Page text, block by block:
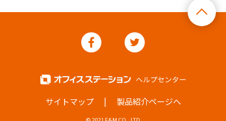
サイトマップ | 製品紹介ページへ